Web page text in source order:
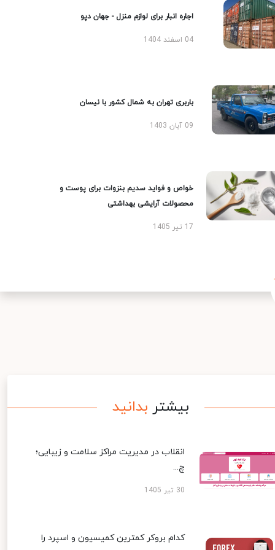
اجاره انبار برای لوازم منزل - جهان دپو
04 اسفند 1404
باربری تهران به شمال کشور با نیسان
09 آبان 1403
خواص و فواید سدیم بنزوات برای پوست و
محصولات آرایشی بهداشتی
17 تیر 1405
بیشتر بدانید
انقلاب در مدیریت مراکز سلامت و زیبایی؛
چ...
30 تیر 1405
کدام بروکر کمترین کمیسیون و اسپرد را